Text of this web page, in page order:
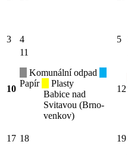
3 4 5
10
11
Komunální odpad
Papír
Plasty
Babice nad
Svitavou (Brno-
venkov)
12
17 18 19